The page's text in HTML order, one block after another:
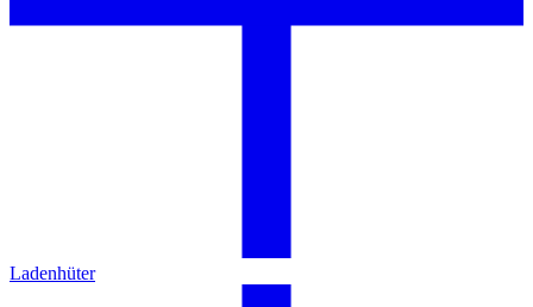
Ladenhüter